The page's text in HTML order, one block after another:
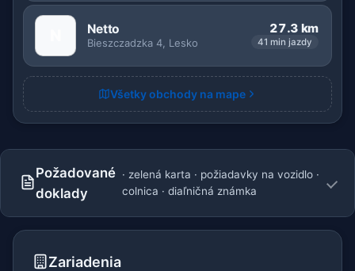
Netto
Bieszczadzka 4, Lesko
27.3 km
41 min jazdy
Všetky obchody na mape
Požadované
doklady
· zelená karta · požiadavky na vozidlo ·
colnica · diaľničná známka
Zariadenia